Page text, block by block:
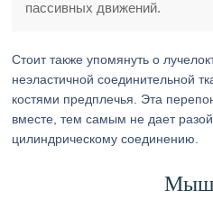
пассивных движений.
Стоит также упомянуть о
неэластичной соединительной
костями предплечья. Эта
вместе, тем самым не дает
цилиндрическому соединению.